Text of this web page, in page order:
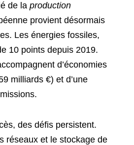
de laproduction
provient désormais
Les énergies fossiles,
10 points depuis 2019.
d’économies
milliards €) et d’une
des défis persistent.
réseaux et le stockage de